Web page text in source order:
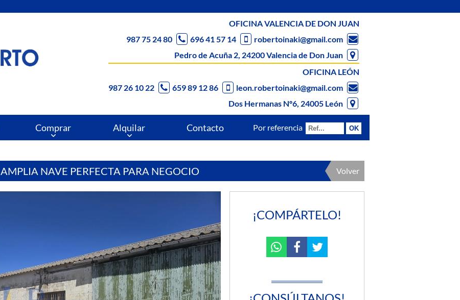
OFICINA VALENCIA DE DON JUAN
987 75 24 80
696 41 57 14
robertoinaki@gmail.com
Pedro de Acuña 2, 24200 Valencia de Don Juan
OFICINA LEÓN
987 26 10 22
659 89 12 86
leon.robertoinaki@gmail.com
Dos Hermanas Nº6, 24005 León
Comprar Alquilar Contacto Por referencia
AMPLIA NAVE PERFECTA PARA NEGOCIO Volver
¡COMPÁRTELO!